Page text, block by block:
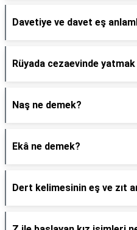
Davetiye ve davet eş
Rüyada cezaevinde
Naş ne demek?
Ekâ ne demek?
Dert kelimesinin eş ve zıt